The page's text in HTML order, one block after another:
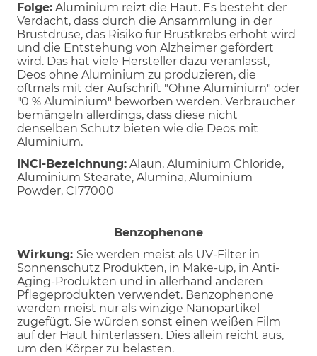
Folge: Aluminium reizt die Haut. Es besteht der
Verdacht, dass durch die Ansammlung in der
Brustdrüse, das Risiko für Brustkrebs erhöht wird
und die Entstehung von Alzheimer gefördert
wird. Das hat viele Hersteller dazu veranlasst,
Deos ohne Aluminium zu produzieren, die
oftmals mit der Aufschrift "Ohne Aluminium" oder
"0 % Aluminium" beworben werden. Verbraucher
bemängeln allerdings, dass diese nicht
denselben Schutz bieten wie die Deos mit
Aluminium.
INCI-Bezeichnung: Alaun, Aluminium Chloride,
Aluminium Stearate, Alumina, Aluminium
Powder, CI77000
Benzophenone
Wirkung: Sie werden meist als UV-Filter in
Sonnenschutz Produkten, in Make-up, in Anti-
Aging-Produkten und in allerhand anderen
Pflegeprodukten verwendet. Benzophenone
werden meist nur als winzige Nanopartikel
zugefügt. Sie würden sonst einen weißen Film
auf der Haut hinterlassen. Dies allein reicht aus,
um den Körper zu belasten.